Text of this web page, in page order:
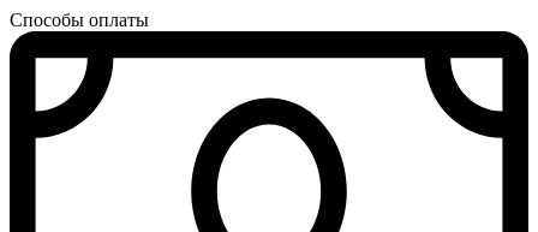
Способы оплаты